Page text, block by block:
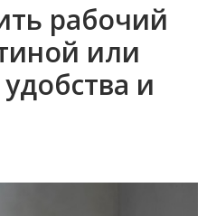
рабочий
или
и